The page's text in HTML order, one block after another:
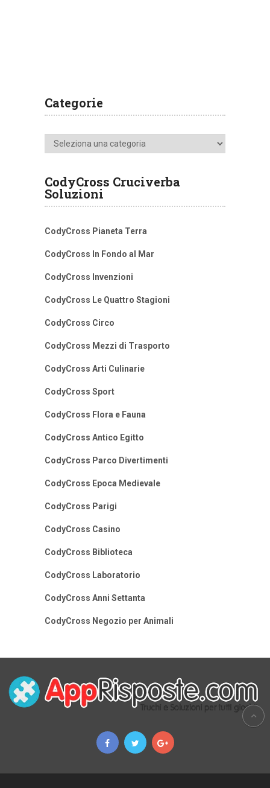
Categorie
Categorie
CodyCross Cruciverba
Soluzioni
CodyCross Pianeta Terra
CodyCross In Fondo al Mar
CodyCross Invenzioni
CodyCross Le Quattro Stagioni
CodyCross Circo
CodyCross Mezzi di Trasporto
CodyCross Arti Culinarie
CodyCross Sport
CodyCross Flora e Fauna
CodyCross Antico Egitto
CodyCross Parco Divertimenti
CodyCross Epoca Medievale
CodyCross Parigi
CodyCross Casino
CodyCross Biblioteca
CodyCross Laboratorio
CodyCross Anni Settanta
CodyCross Negozio per Animali